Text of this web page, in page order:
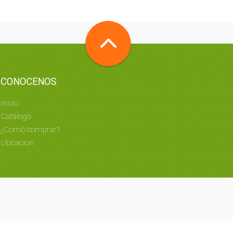
CONOCENOS
Inicio
Catálogo
¿Comó comprar?
Ubicacion